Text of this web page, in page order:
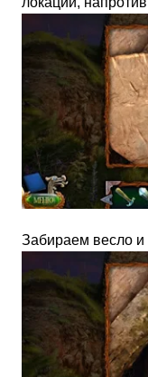
Забираем весло и